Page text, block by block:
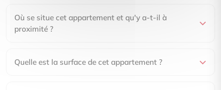
Où se situe cet appartement et qu'y a-t-il à
proximité ?
Quelle est la surface de cet appartement ?